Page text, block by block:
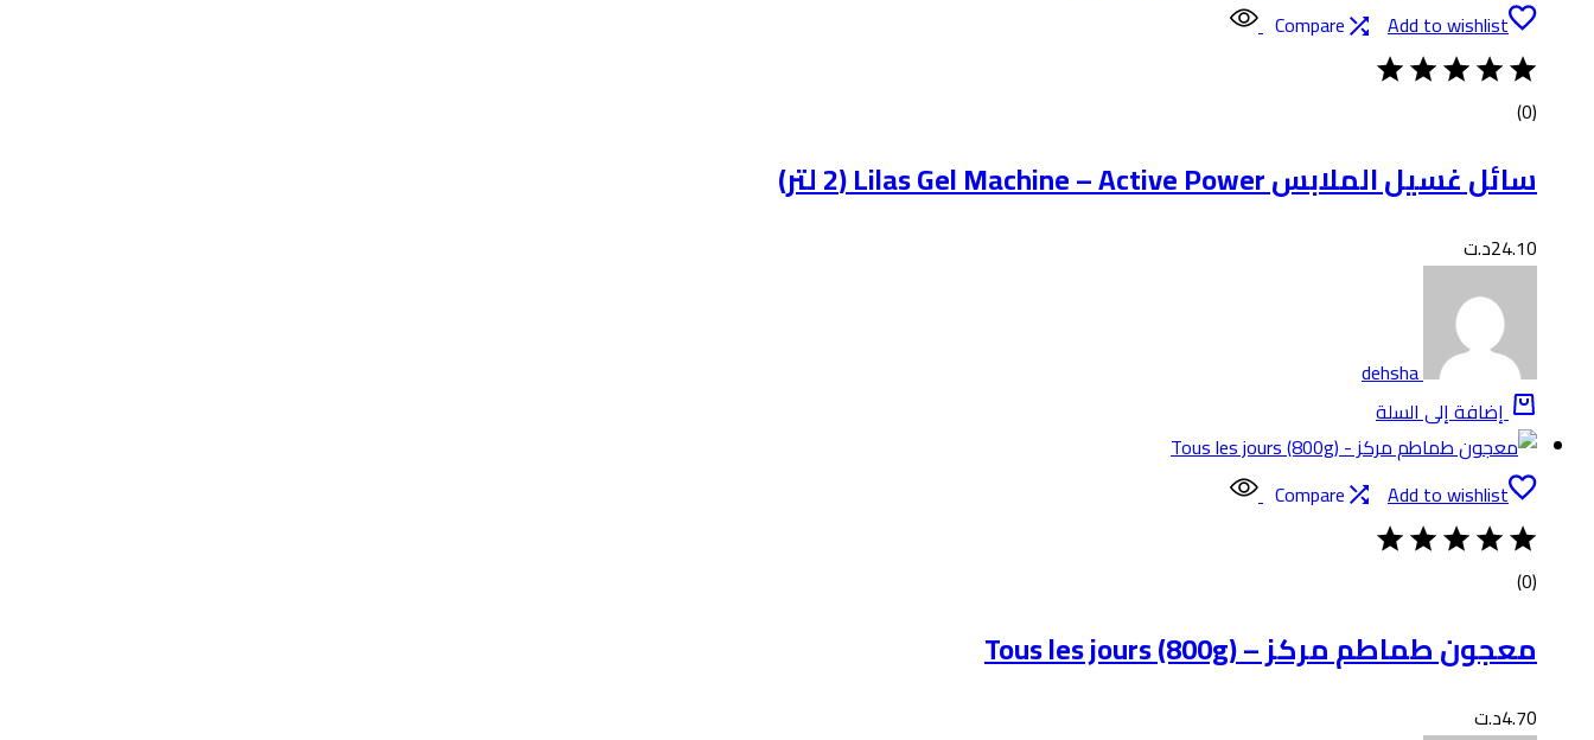
Add to wishlist
Compare
(0)
سائل غسيل الملابس Lilas Gel Machine – Active Power (2 لتر)
24.10د.ت
dehsha
إضافة إلى السلة
Add to wishlist
Compare
(0)
معجون طماطم مركز – Tous les jours (800g)
4.70د.ت